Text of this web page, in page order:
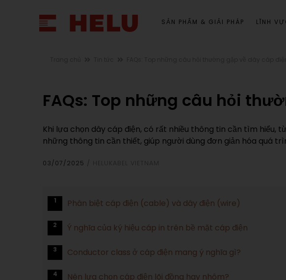
SẢN PHẨM & GIẢI PHÁP LĨNH
FAQs: Top những câu hỏi
Khi lựa chọn dây cáp điện, có rất nhiều thông tin cần tìm hiểu,
những thông tin cần thiết, giúp người dùng đơn giản hóa quá
03/07/2025 HELUKABEL VIETNAM
1 Phân biệt cáp điện (cable) và dây điện (wire)
2 Ý nghĩa của ký hiệu cáp in trên bề mặt cáp điện
3 Conductor class ở cáp điện mang ý nghĩa gì?
4 Nên lựa chọn cáp điện lõi đồng hay nhôm?